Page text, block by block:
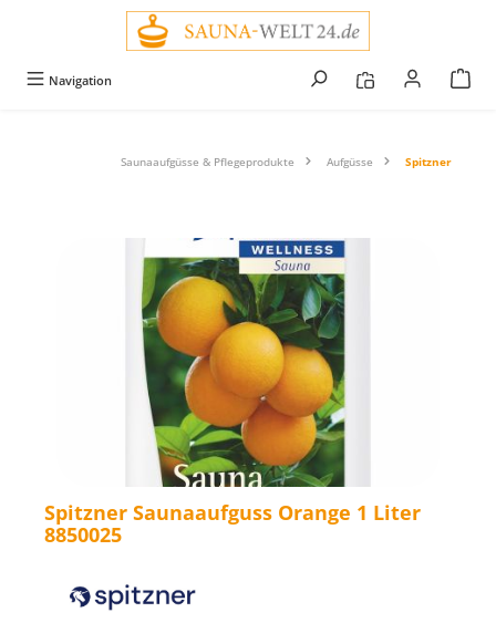
Navigation
Saunaaufgüsse & Pflegeprodukte Aufgüsse Spitzner
Bildergalerie überspringen
Spitzner Saunaaufguss Orange 1 Liter
8850025